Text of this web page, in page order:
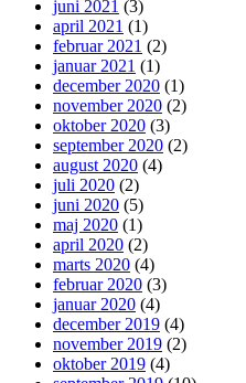
juni 2021 (3)
april 2021 (1)
februar 2021 (2)
januar 2021 (1)
december 2020 (1)
november 2020 (2)
oktober 2020 (3)
september 2020 (2)
august 2020 (4)
juli 2020 (2)
juni 2020 (5)
maj 2020 (1)
april 2020 (2)
marts 2020 (4)
februar 2020 (3)
januar 2020 (4)
december 2019 (4)
november 2019 (2)
oktober 2019 (4)